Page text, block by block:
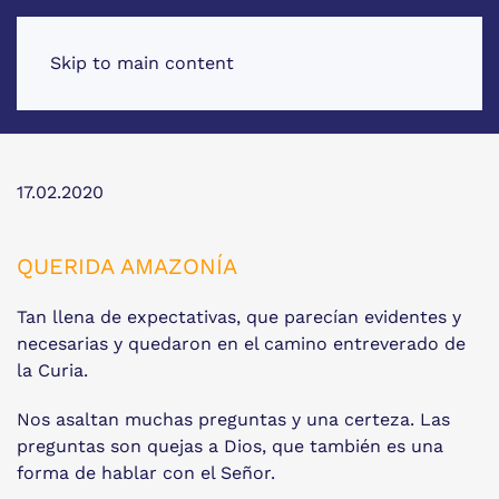
Skip to main content
17.02.2020
QUERIDA AMAZONÍA
Tan llena de expectativas, que parecían evidentes y
necesarias y quedaron en el camino entreverado de
la Curia.
Nos asaltan muchas preguntas y una certeza. Las
preguntas son quejas a Dios, que también es una
forma de hablar con el Señor.